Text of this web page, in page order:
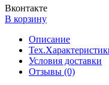
Вконтакте
В корзину
Описание
Условия доставки
Отзывы (0)